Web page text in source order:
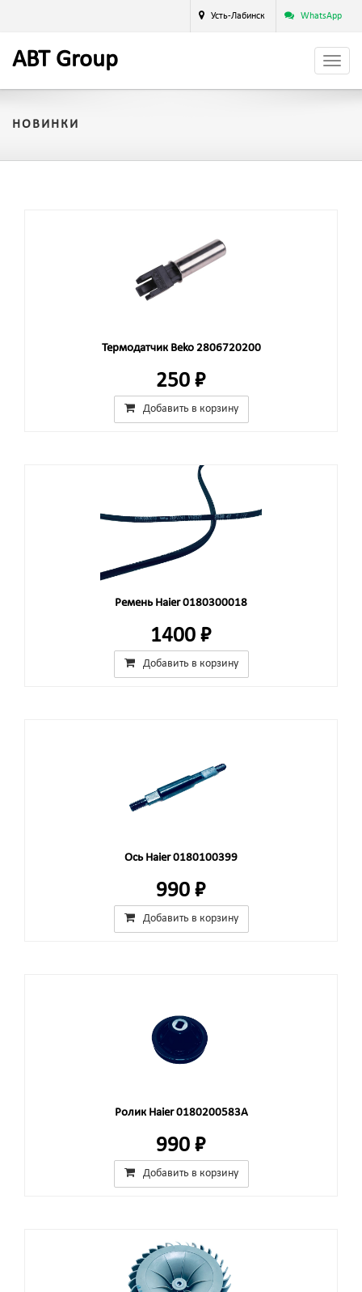
Усть-Лабинск WhatsApp
ABT Group
НОВИНКИ
Термодатчик Beko 2806720200
250 ₽
Добавить в корзину
Ремень Haier 0180300018
1400 ₽
Добавить в корзину
Ось Haier 0180100399
990 ₽
Добавить в корзину
Ролик Haier 0180200583A
990 ₽
Добавить в корзину